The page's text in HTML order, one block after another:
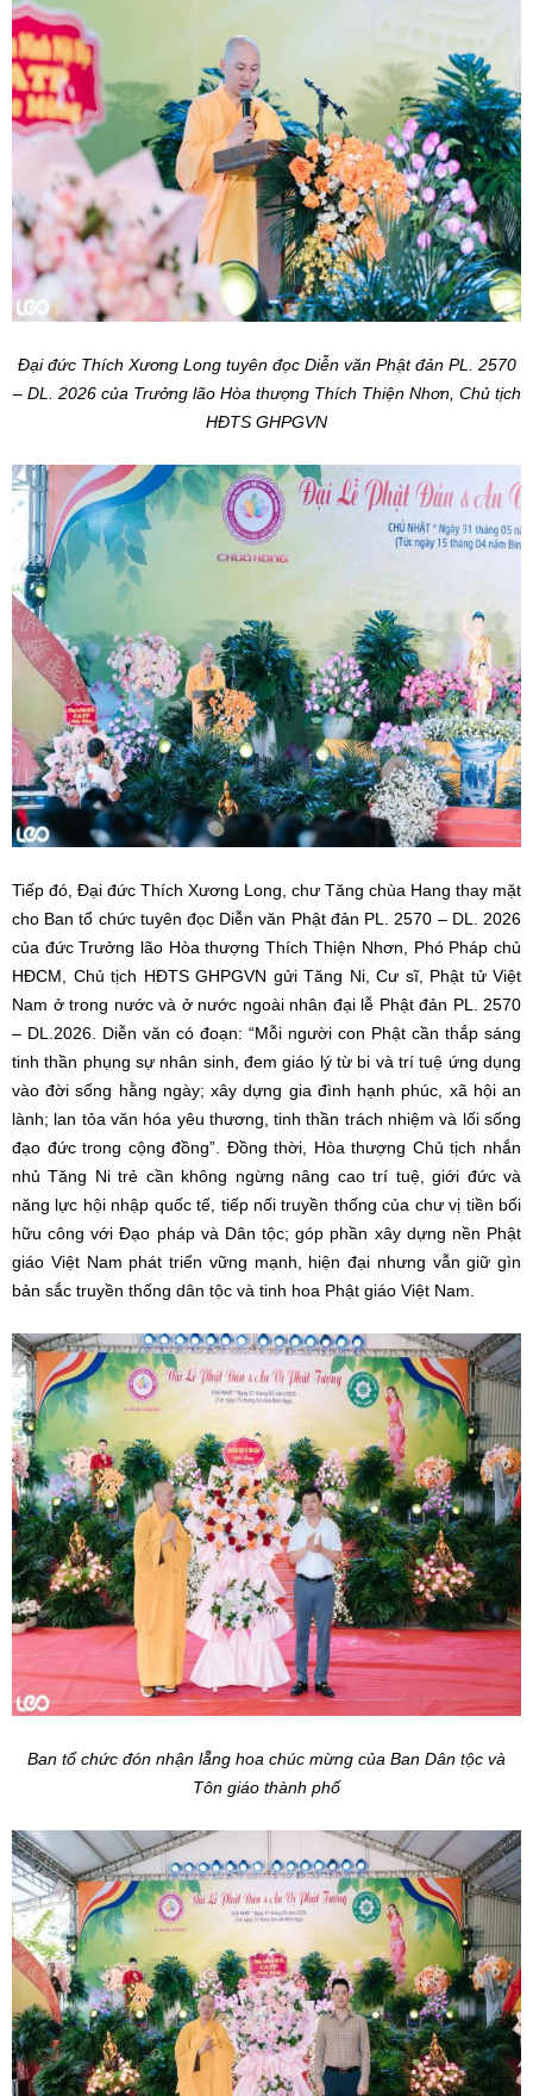
Đại đức Thích Xương Long tuyên đọc Diễn văn Phật đản PL. 2570
– DL. 2026 của Trưởng lão Hòa thượng Thích Thiện Nhơn, Chủ tịch
HĐTS GHPGVN
Tiếp đó, Đại đức Thích Xương Long, chư Tăng chùa Hang thay mặt
cho Ban tổ chức tuyên đọc Diễn văn Phật đản PL. 2570 – DL. 2026
của đức Trưởng lão Hòa thượng Thích Thiện Nhơn, Phó Pháp chủ
HĐCM, Chủ tịch HĐTS GHPGVN gửi Tăng Ni, Cư sĩ, Phật tử Việt
Nam ở trong nước và ở nước ngoài nhân đại lễ Phật đản PL. 2570
– DL.2026. Diễn văn có đoạn: “Mỗi người con Phật cần thắp sáng
tinh thần phụng sự nhân sinh, đem giáo lý từ bi và trí tuệ ứng dụng
vào đời sống hằng ngày; xây dựng gia đình hạnh phúc, xã hội an
lành; lan tỏa văn hóa yêu thương, tinh thần trách nhiệm và lối sống
đạo đức trong cộng đồng”. Đồng thời, Hòa thượng Chủ tịch nhắn
nhủ Tăng Ni trẻ cần không ngừng nâng cao trí tuệ, giới đức và
năng lực hội nhập quốc tế, tiếp nối truyền thống của chư vị tiền bối
hữu công với Đạo pháp và Dân tộc; góp phần xây dựng nền Phật
giáo Việt Nam phát triển vững mạnh, hiện đại nhưng vẫn giữ gìn
bản sắc truyền thống dân tộc và tinh hoa Phật giáo Việt Nam.
Ban tổ chức đón nhận lẵng hoa chúc mừng của Ban Dân tộc và
Tôn giáo thành phố